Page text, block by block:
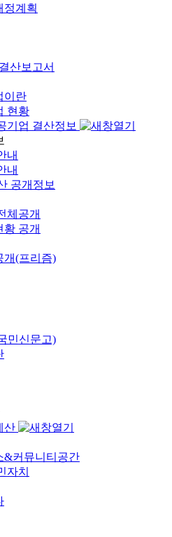
정계획
산보고서
이란
현황
기업 결산정보
내
내
공개정보
체공개
황 공개
개(프리즘)
민신문고)
산
&커뮤니티공간
자치